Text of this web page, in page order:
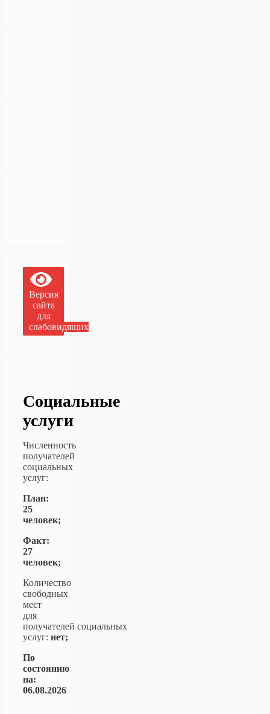
Версия
сайта
для
слабовидящих
Социальные
услуги
Численность
получателей
социальных
услуг:
План:
25
человек;
Факт:
27
человек;
Количество
свободных
мест
для
получателей социальных
услуг: нет;
По
состоянию
на:
06.08.2026